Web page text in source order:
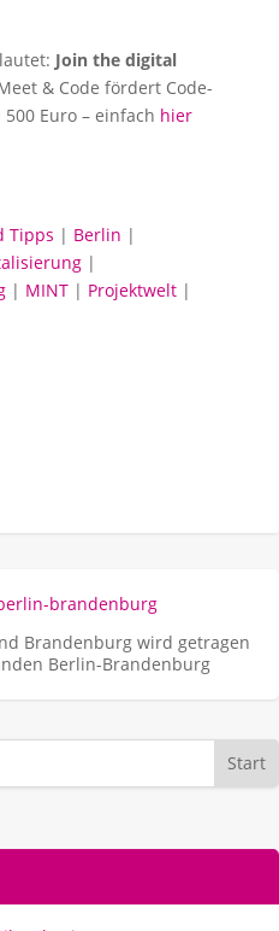
Join the digital
& Code fördert Code-
Euro – einfach hier
Tipps | Berlin |
|
| MINT | Projektwelt |
Brandenburg wird getragen
Berlin-Brandenburg
Start